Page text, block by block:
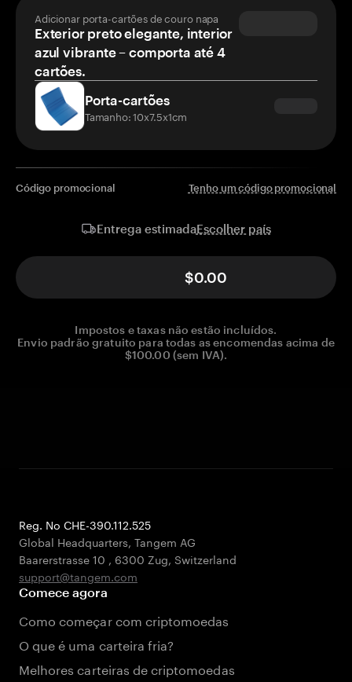
Adicionar porta-cartões de couro napa
Exterior preto elegante, interior
azul vibrante – comporta até 4
cartões.
Porta-cartões
Tamanho: 10x7.5x1cm
Código promocional Tenho um código promocional
Entrega estimadaEscolher país
$0.00
Impostos e taxas não estão incluídos.
Envio padrão gratuito para todas as encomendas acima de
$100.00 (sem IVA).
Reg. No CHE-390.112.525
Global Headquarters, Tangem AG
Baarerstrasse 10 , 6300 Zug, Switzerland
support@tangem.com
Comece agora
Como começar com criptomoedas
O que é uma carteira fria?
Melhores carteiras de criptomoedas